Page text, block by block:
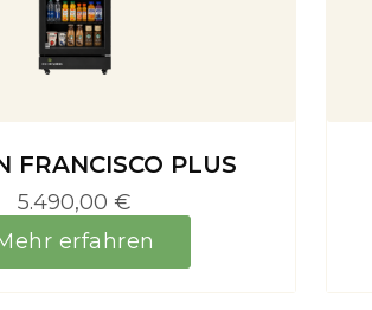
FRANCISCO PLUS
5.490,00 €
erfahren